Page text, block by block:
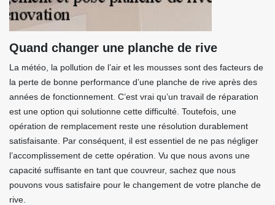
Quand changer une planche de rive
La météo, la pollution de l’air et les mousses sont des facteurs de
la perte de bonne performance d’une planche de rive après des
années de fonctionnement. C’est vrai qu’un travail de réparation
est une option qui solutionne cette difficulté. Toutefois, une
opération de remplacement reste une résolution durablement
satisfaisante. Par conséquent, il est essentiel de ne pas négliger
l’accomplissement de cette opération. Vu que nous avons une
capacité suffisante en tant que couvreur, sachez que nous
pouvons vous satisfaire pour le changement de votre planche de
rive.